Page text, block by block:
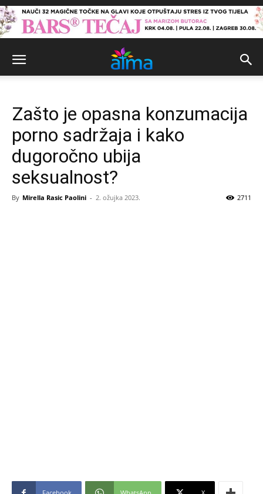
Zašto je opasna konzumacija
porno sadržaja i kako
dugoročno ubija
seksualnost?
By Mirella Rasic Paolini - 2. ožujka 2023. 2711